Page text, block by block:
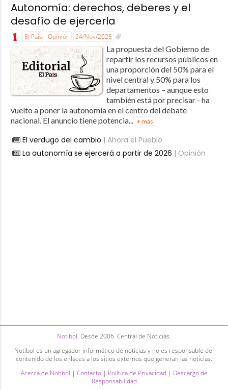
Autonomía: derechos, deberes y el
desafío de ejercerla
El País Opinión 24/Nov/2025
La propuesta del Gobierno de
repartir los recursos públicos en
una proporción del 50% para el
nivel central y 50% para los
departamentos – aunque esto
también está por precisar - ha
vuelto a poner la autonomía en el centro del debate
nacional. El anuncio tiene potencia... + más
El verdugo del cambio | Ahora el Pueblo
La autonomía se ejercerá a partir de 2026 | Opinión
Notibol. Desde 2006. Central de Noticias.
Notibol es un agregador informático de noticias y no es responsable del
contenido de los enlaces a los sitios externos que generan las noticias.
Acerca de Notibol | Contacto| Política de Privacidad | Descargo de
Responsabilidad